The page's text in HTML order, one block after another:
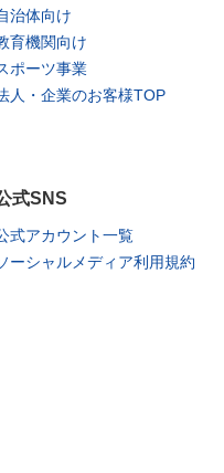
治体向け
育機関向け
ポーツ事業
人・企業のお客様TOP
式SNS
式アカウント一覧
ーシャルメディア利用規約